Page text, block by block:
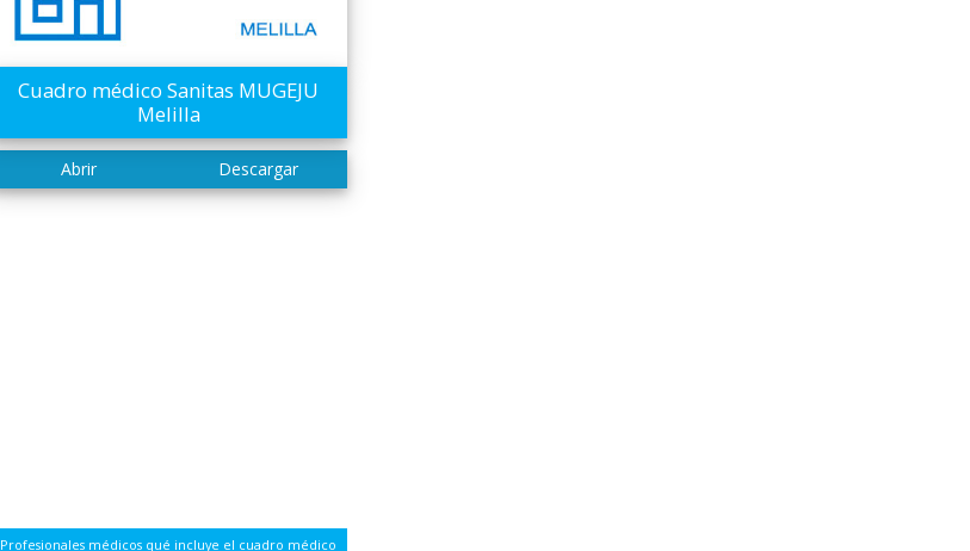
Cuadro médico Sanitas MUGEJU
Melilla
Profesionales médicos qué incluye el cuadro médico